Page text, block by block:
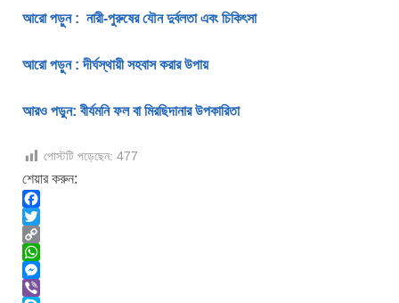
আরো পড়ুন : নারী-পুরুষের যৌন দুর্বলতা এবং চিকিৎসা
আরো পড়ুন : দীর্ঘস্থায়ী সহবাস করার উপায়
আরও পড়ুন: বীর্যমনি ফল বা মিরছিদানার উপকারিতা
পোস্টটি পড়েছেন: 477
শেয়ার করুন:
F
a
c
e
b
T
w
i
t
C
o
p
W
h
M